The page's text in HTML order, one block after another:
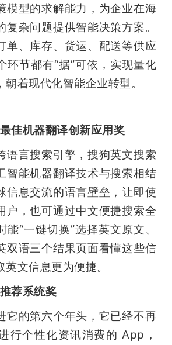
模型的求解能力，为企业在海
复杂问题提供智能决策方案。
单、库存、货运、配送等供应
环节都有“据”可依，实现量化
着现代化智能企业转型。
佳机器翻译创新应用奖
语言搜索引擎，搜狗英文搜索
智能机器翻译技术与搜索相结
信息交流的语言壁垒，让即使
户，也可通过中文便捷搜索全
“一键切换”选择英文原文、
双语三个结果页面看懂这些信
文信息更为便捷。
荐系统奖
它的第六个年头，它已经不再
行个性化资讯消费的 App，